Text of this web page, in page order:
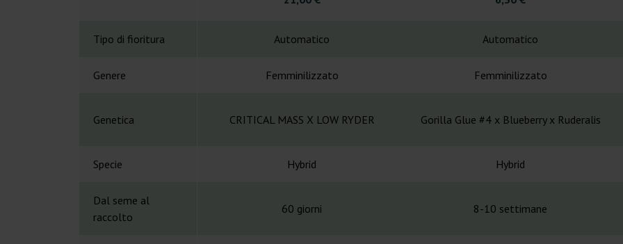
Tipo di fioritura Automatico Automatico
Genere Femminilizzato Femminilizzato
Genetica CRITICAL MASS X LOW RYDER Gorilla Glue #4 x Blueberry x Ruderalis
Specie Hybrid Hybrid
Dal seme al
raccolto
60 giorni 8-10 settimane